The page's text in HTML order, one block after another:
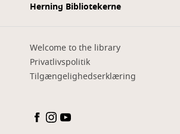
Herning Bibliotekerne
Welcome to the library
Privatlivspolitik
Tilgængelighedserklæring